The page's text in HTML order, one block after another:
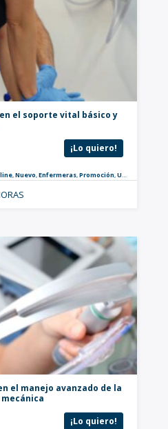
el soporte vital básico y
¡Lo quiero!
,Nuevo,Enfermeras,Promoción,Urgencias y Críticos
el manejo avanzado de la
¡Lo quiero!